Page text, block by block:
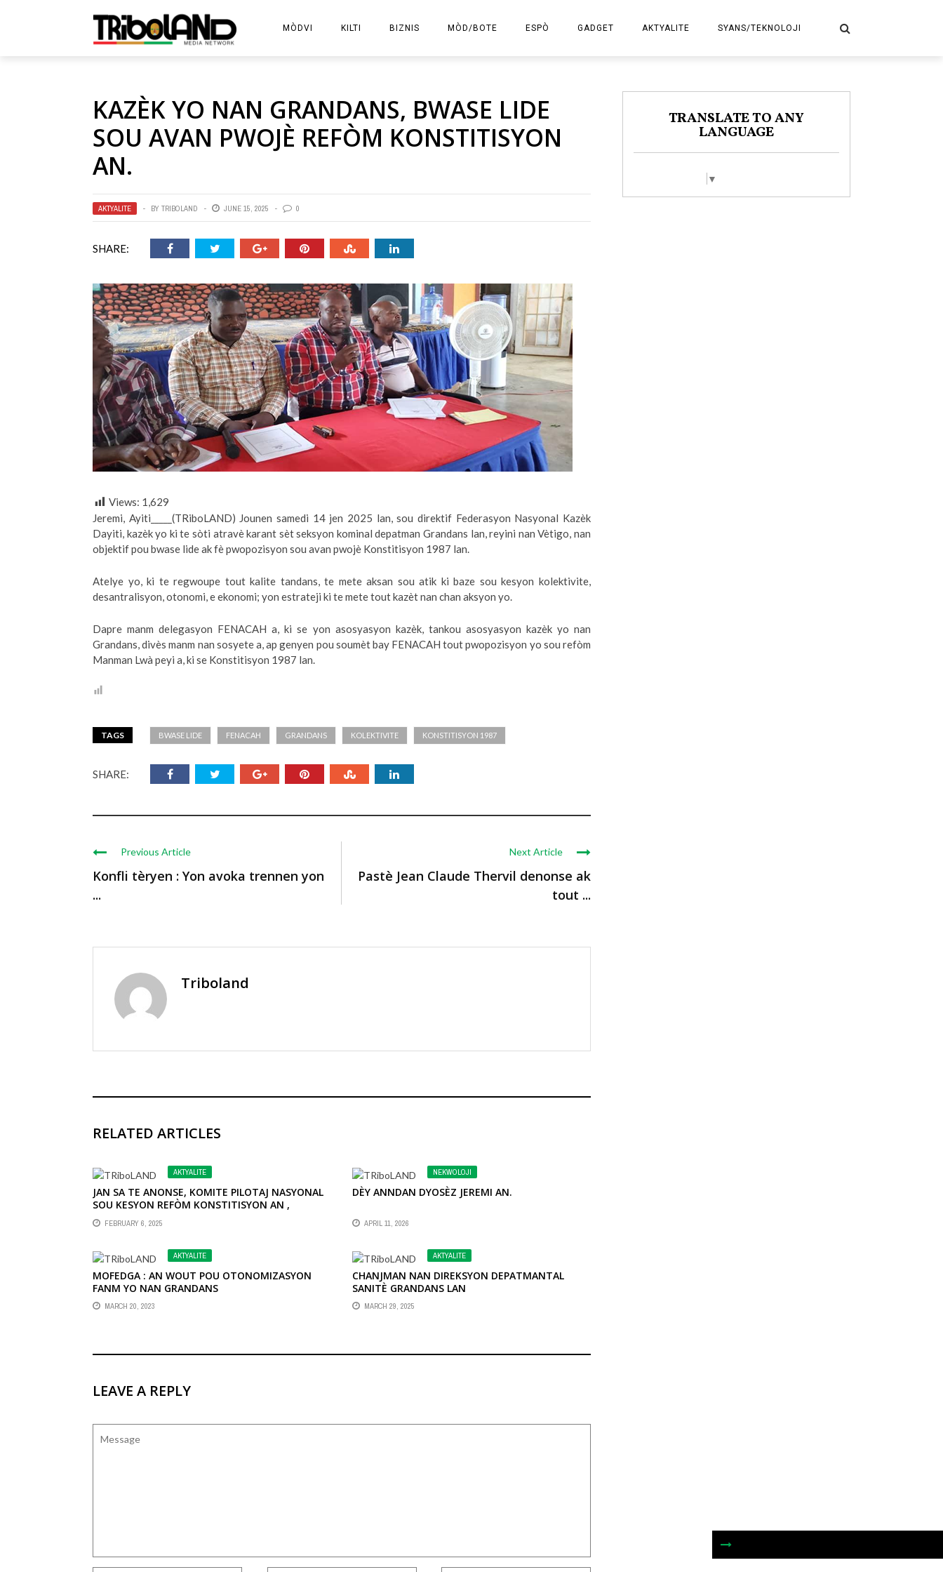
MÒDVI KILTI BIZNIS MÒD/BOTE ESPÒ GADGET AKTYALITE SYANS/TEKNOLOJI
KAZÈK YO NAN GRANDANS, BWASE LIDE
SOU AVAN PWOJÈ REFÒM KONSTITISYON
AN.
AKTYALITE BY TRIBOLAND JUNE 15, 2025 0
SHARE:
Views: 1,629
Jeremi, Ayiti_____(TRiboLAND) Jounen samedi 14 jen 2025 lan, sou direktif Federasyon Nasyonal Kazèk
Dayiti, kazèk yo ki te sòti atravè karant sèt seksyon kominal depatman Grandans lan, reyini nan Vètigo, nan
objektif pou bwase lide ak fè pwopozisyon sou avan pwojè Konstitisyon 1987 lan.
Atelye yo, ki te regwoupe tout kalite tandans, te mete aksan sou atik ki baze sou kesyon kolektivite,
desantralisyon, otonomi, e ekonomi; yon estrateji ki te mete tout kazèt nan chan aksyon yo.
Dapre manm delegasyon FENACAH a, ki se yon asosyasyon kazèk, tankou asosyasyon kazèk yo nan
Grandans, divès manm nan sosyete a, ap genyen pou soumèt bay FENACAH tout pwopozisyon yo sou refòm
Manman Lwà peyi a, ki se Konstitisyon 1987 lan.
TAGS BWASE LIDE FENACAH GRANDANS KOLEKTIVITE KONSTITISYON 1987
SHARE:
Previous Article
Konfli tèryen : Yon avoka trennen yon
...
Next Article
Pastè Jean Claude Thervil denonse ak
tout ...
Triboland
RELATED ARTICLES
AKTYALITE
JAN SA TE ANONSE, KOMITE PILOTAJ NASYONAL
SOU KESYON REFÒM KONSTITISYON AN ,
DEMARE AK PREMYE JOUNEN YO NAN VIL JEREMI
FEBRUARY 6, 2025
NEKWOLOJI
DÈY ANNDAN DYOSÈZ JEREMI AN.
APRIL 11, 2026
AKTYALITE
MOFEDGA : AN WOUT POU OTONOMIZASYON
FANM YO NAN GRANDANS
MARCH 20, 2023
AKTYALITE
CHANJMAN NAN DIREKSYON DEPATMANTAL
SANITÈ GRANDANS LAN
MARCH 29, 2025
LEAVE A REPLY
TRANSLATE TO ANY
LANGUAGE
▼